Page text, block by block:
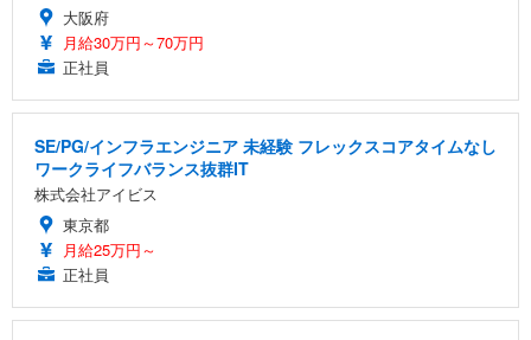
大阪府
月給30万円～70万円
正社員
SE/PG/インフラエンジニア 未経験 フレックスコアタイムなし
ワークライフバランス抜群IT
株式会社アイビス
東京都
月給25万円～
正社員